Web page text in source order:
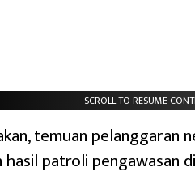
SCROLL TO RESUME
temuan pelanggaran
hasil patroli pengawasan